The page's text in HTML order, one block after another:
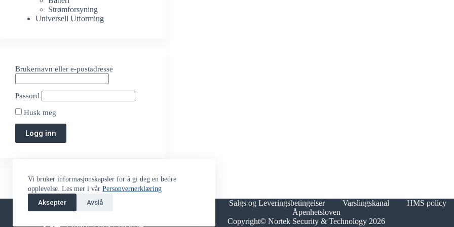
Vi bruker informasjonskapsler for å gi deg en bedre
opplevelse. Les mer i vår Personvernerklæring
Aksepter
Avslå
Strømforsyning
Universell Utforming
Brukernavn eller e-postadresse
Passord
Husk meg
Returskjema Salgs og Leveringsbetingelser Varslingskanal HMS policy
Åpenhetsloven
Copyright© Nortek Security & Technology 2026